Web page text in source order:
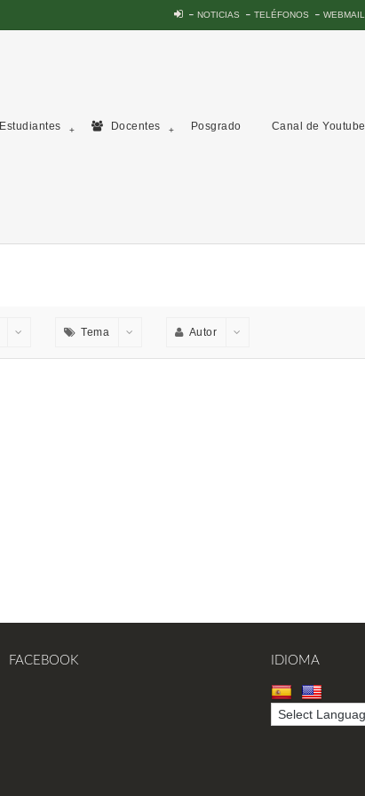
NOTICIAS TELÉFONOS WEBMAIL
Estudiantes Docentes Posgrado Canal de Youtube
Tema Autor
FACEBOOK IDIOMA